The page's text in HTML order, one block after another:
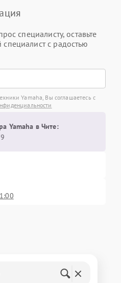
специалисту, оставьте
с радостью
Yamaha, Вы соглашаетесь с
Yamaha в Чите: